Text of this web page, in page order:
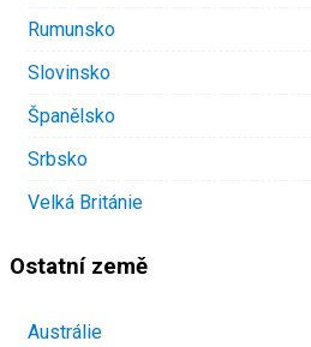
Rumunsko
Slovinsko
Španělsko
Srbsko
Velká Británie
Ostatní země
Austrálie